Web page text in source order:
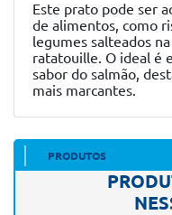
Este prato pode ser
de alimentos, como
legumes salteados
ratatouille. O ideal é
sabor do salmão,
mais marcantes.
PRODUTOS